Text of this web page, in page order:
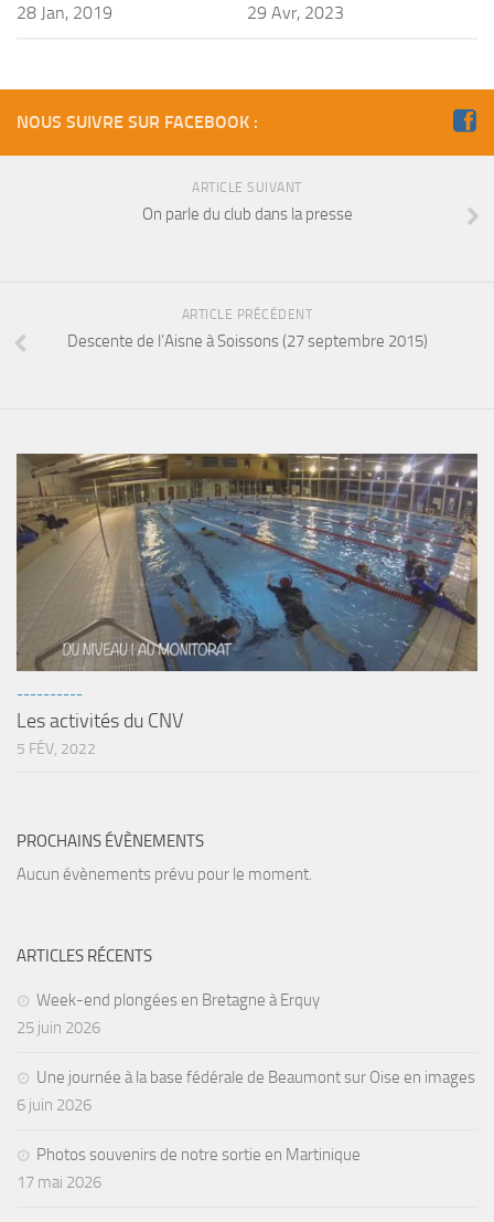
Sorties 2023
Sorties 2021
Sorties 2020
Sorties 2019
Sorties 2014
Formations
Lac Merveilleux
AUDIOVISUEL
Photo
Vidéo
Peinture
NAP / NEV
Agenda
Résultats Compétitions
MATERIEL
Occasions
28 Jan, 2019 29 Avr, 2023
NOUS SUIVRE SUR FACEBOOK :
ARTICLE SUIVANT
On parle du club dans la presse
ARTICLE PRÉCÉDENT
Descente de l’Aisne à Soissons (27 septembre 2015)
----------
Les activités du CNV
5 FÉV, 2022
PROCHAINS ÉVÈNEMENTS
Aucun évènements prévu pour le moment.
ARTICLES RÉCENTS
Week-end plongées en Bretagne à Erquy
25 juin 2026
Une journée à la base fédérale de Beaumont sur Oise en images
6 juin 2026
Photos souvenirs de notre sortie en Martinique
17 mai 2026